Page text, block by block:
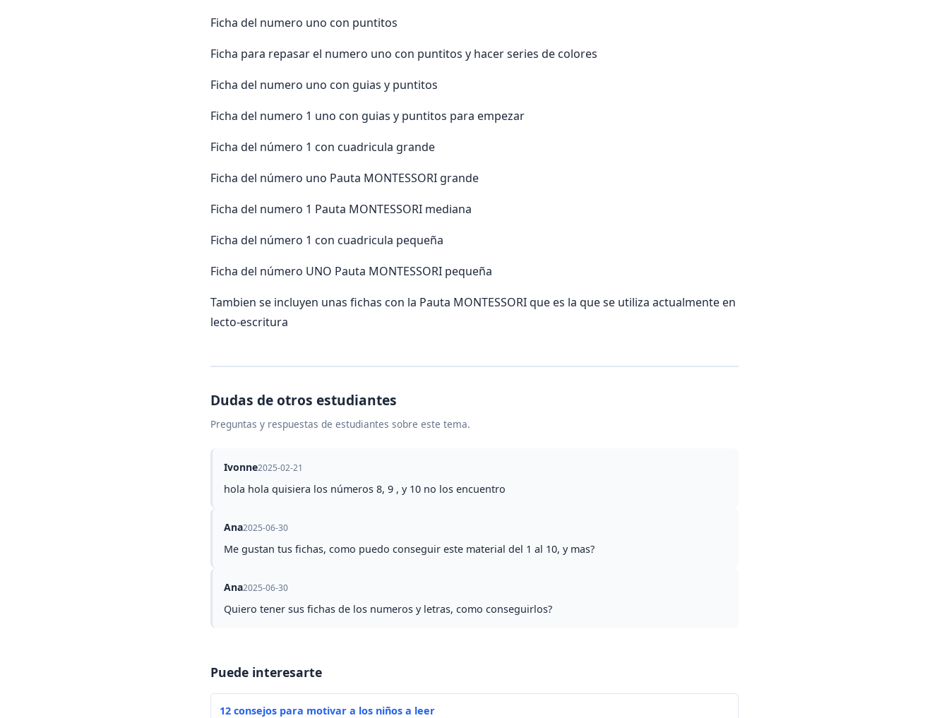
Ficha del numero uno con puntitos
Ficha para repasar el numero uno con puntitos y hacer series de colores
Ficha del numero uno con guias y puntitos
Ficha del numero 1 uno con guias y puntitos para empezar
Ficha del número 1 con cuadricula grande
Ficha del número uno Pauta MONTESSORI grande
Ficha del numero 1 Pauta MONTESSORI mediana
Ficha del número 1 con cuadricula pequeña
Ficha del número UNO Pauta MONTESSORI pequeña
Tambien se incluyen unas fichas con la Pauta MONTESSORI que es la que se utiliza actualmente en
lecto-escritura
Dudas de otros estudiantes
Preguntas y respuestas de estudiantes sobre este tema.
Ivonne2025-02-21
hola hola quisiera los números 8, 9 , y 10 no los encuentro
Ana2025-06-30
Me gustan tus fichas, como puedo conseguir este material del 1 al 10, y mas?
Ana2025-06-30
Quiero tener sus fichas de los numeros y letras, como conseguirlos?
Puede interesarte
12 consejos para motivar a los niños a leer